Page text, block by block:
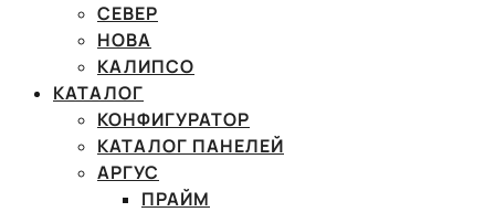
СЕВЕР
НОВА
КАЛИПСО
КАТАЛОГ
КОНФИГУРАТОР
КАТАЛОГ ПАНЕЛЕЙ
АРГУС
ПРАЙМ